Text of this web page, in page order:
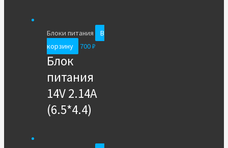
Блоки питания
В
корзину
700₽
Блок
питания
14V 2.14A
(6.5*4.4)